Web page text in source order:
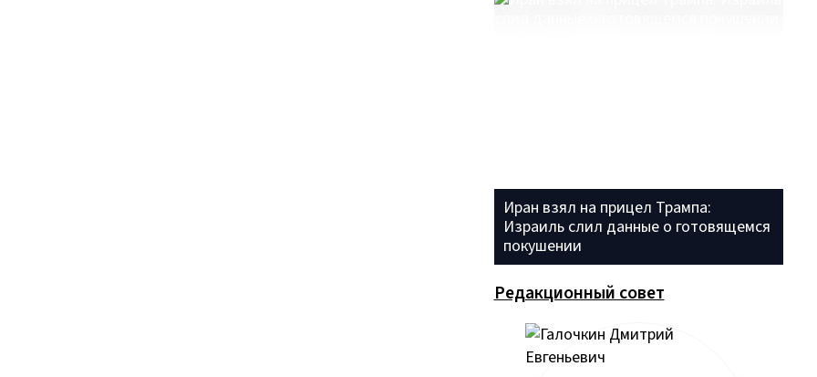
Иран взял на прицел Трампа:
Израиль слил данные о готовящемся
покушении
Редакционный совет